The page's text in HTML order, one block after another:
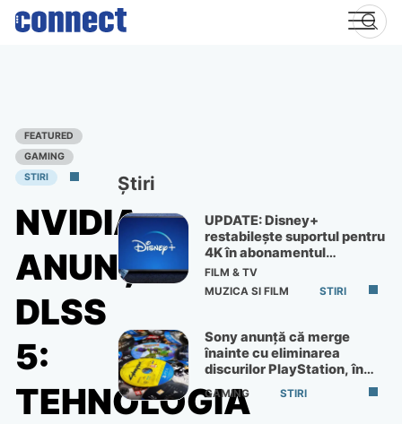
Skip
FEATURED
GAMING
STIRI
NVIDIA
ANUNȚĂ
DLSS
5:
TEHNOLOGIA
Știri
UPDATE: Disney+
restabilește suportul pentru
4K în abonamentul
Premium
FILM & TV
MUZICA SI FILM
STIRI
Sony anunță că merge
înainte cu eliminarea
discurilor PlayStation, în
ciuda protestelor
GAMING STIRI